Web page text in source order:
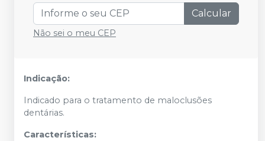
Calcular
Não sei o meu CEP
Indicação:
Indicado para o tratamento de maloclusões
dentárias.
Características: